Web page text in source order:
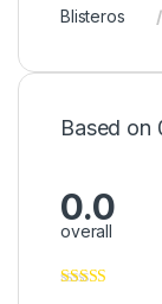
Blisteros
Based on
0.0
overall